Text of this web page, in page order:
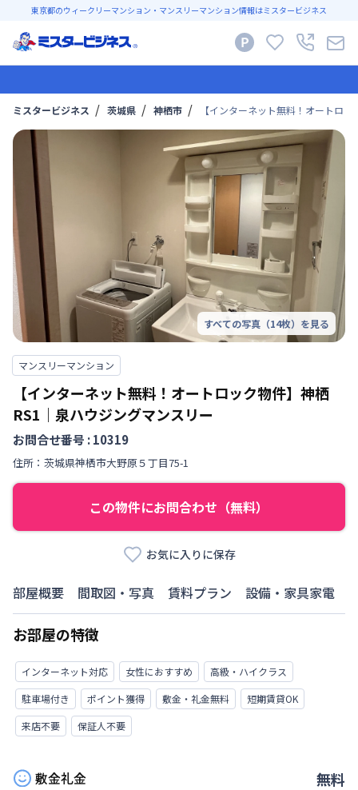
東京都のウィークリーマンション・マンスリーマンション情報はミスタービジネス
ミスタービジネス 茨城県 神栖市 【インターネット無料！オートロ
すべての写真（14枚）を見る
マンスリーマンション
【インターネット無料！オートロック物件】神栖
RS1｜泉ハウジングマンスリー
お問合せ番号 :10319
住所： 茨城県神栖市大野原５丁目75-1
この物件にお問合わせ（無料）
お気に入りに保存
部屋概要 間取図・写真 賃料プラン 設備・家具家電
お部屋の特徴
インターネット対応 女性におすすめ
高級・ハイクラス
駐車場付き
ポイント獲得 敷金・礼金無料
短期賃貸OK
来店不要
保証人不要
敷金礼金 無料